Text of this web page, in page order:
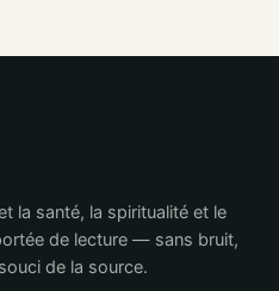
la santé, la spiritualité et le
de lecture — sans bruit,
de la source.